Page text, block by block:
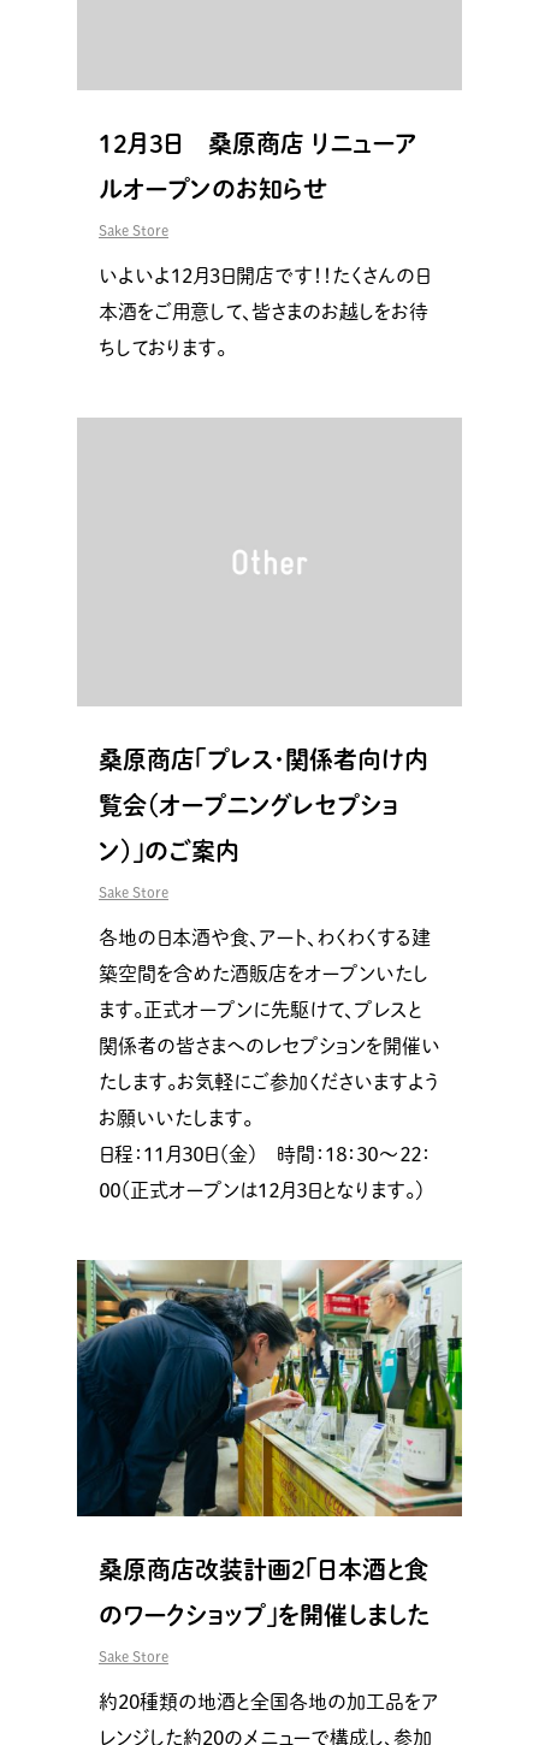
12月3日 桑原商店 リニューア
ルオープンのお知らせ
Sake Store
いよいよ12月3日開店です！！たくさんの日
本酒をご用意して、皆さまのお越しをお待
ちしております。
桑原商店「プレス･関係者向け内
覧会（オープニングレセプショ
ン）」のご案内
Sake Store
各地の日本酒や食、アート、わくわくする建
築空間を含めた酒販店をオープンいたし
ます。正式オープンに先駆けて、プレスと
関係者の皆さまへのレセプションを開催い
たします。お気軽にご参加くださいますよう
お願いいたします。
日程：１１月３０日（金） 時間：１８：３０～２２：
００（正式オープンは１２月３日となります。）
桑原商店改装計画2「日本酒と食
のワークショップ」を開催しました
Sake Store
約20種類の地酒と全国各地の加工品をア
レンジした約20のメニューで構成し、参加